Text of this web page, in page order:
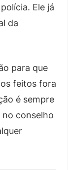
Ele já
da
para que
feitos fora
é sempre
conselho